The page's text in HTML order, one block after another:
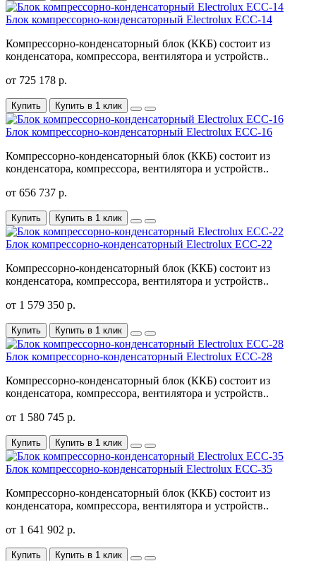
Блок компрессорно-конденсаторный Electrolux ECC-14
Компрессорно-конденсаторный блок (ККБ) состоит из
конденсатора, компрессора, вентилятора и устройств..
от 725 178 р.
Купить Купить в 1 клик
Блок компрессорно-конденсаторный Electrolux ECC-16
Компрессорно-конденсаторный блок (ККБ) состоит из
конденсатора, компрессора, вентилятора и устройств..
от 656 737 р.
Купить Купить в 1 клик
Блок компрессорно-конденсаторный Electrolux ECC-22
Компрессорно-конденсаторный блок (ККБ) состоит из
конденсатора, компрессора, вентилятора и устройств..
от 1 579 350 р.
Купить Купить в 1 клик
Блок компрессорно-конденсаторный Electrolux ECC-28
Компрессорно-конденсаторный блок (ККБ) состоит из
конденсатора, компрессора, вентилятора и устройств..
от 1 580 745 р.
Купить Купить в 1 клик
Блок компрессорно-конденсаторный Electrolux ECC-35
Компрессорно-конденсаторный блок (ККБ) состоит из
конденсатора, компрессора, вентилятора и устройств..
от 1 641 902 р.
Купить Купить в 1 клик